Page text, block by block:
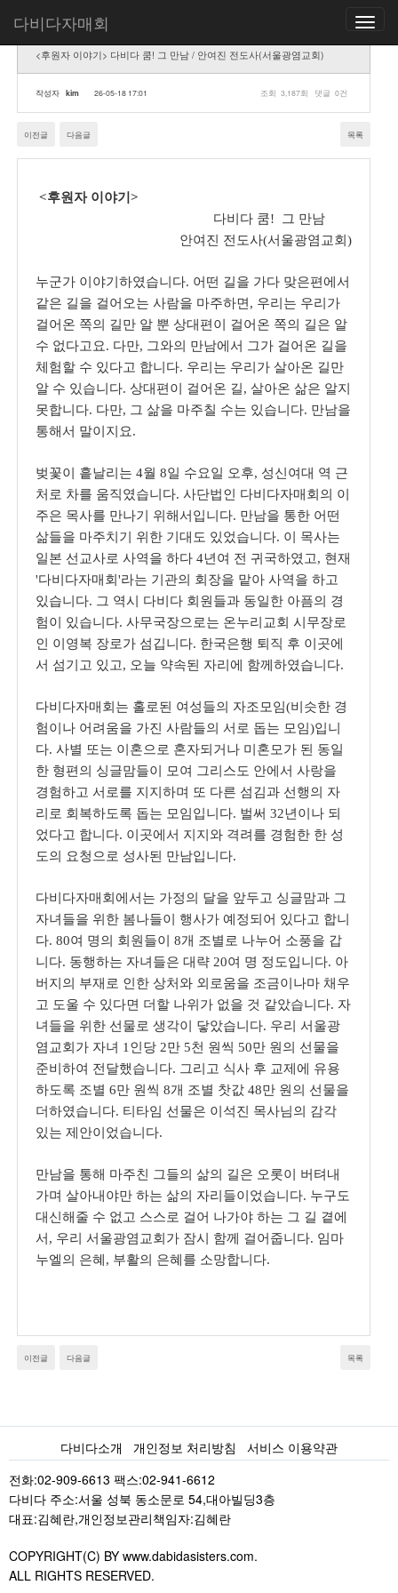
Toggle
다비다자매회
<후원자 이야기> 다비다 쿰! 그 만남 / 안여진 전도사(서울광염교회)
작성자 kim 26-05-18 17:01 조회 3,187회 댓글 0건
이전글 다음글 목록
<후원자 이야기 >
다비다 쿰! 그 만남
안여진 전도사(서울광염교회 )
누군가 이야기하였습니다. 어떤 길을 가다 맞은편에서
같은 길을 걸어오는 사람을 마주하면 , 우리는 우리가
걸어온 쪽의 길만 알 뿐 상대편이 걸어온 쪽의 길은 알
수 없다고요. 다만, 그와의 만남에서 그가 걸어온 길을
체험할 수 있다고 합니다. 우리는 우리가 살아온 길만
알 수 있습니다. 상대편이 걸어온 길, 살아온 삶은 알지
못합니다. 다만, 그 삶을 마주칠 수는 있습니다. 만남을
통해서 말이지요.
벚꽃이 흩날리는 4월 8일 수요일 오후, 성신여대 역 근
처로 차를 움직였습니다. 사단법인 다비다자매회의 이
주은 목사를 만나기 위해서입니다. 만남을 통한 어떤
삶들을 마주치기 위한 기대도 있었습니다. 이 목사는
일본 선교사로 사역을 하다 4년여 전 귀국하였고, 현재
'다비다자매회 '라는 기관의 회장을 맡아 사역을 하고
있습니다. 그 역시 다비다 회원들과 동일한 아픔의 경
험이 있습니다. 사무국장으로는 온누리교회 시무장로
인 이영복 장로가 섬깁니다. 한국은행 퇴직 후 이곳에
서 섬기고 있고, 오늘 약속된 자리에 함께하였습니다.
다비다자매회는 홀로된 여성들의 자조모임(비슷한 경
험이나 어려움을 가진 사람들의 서로 돕는 모임)입니
다. 사별 또는 이혼으로 혼자되거나 미혼모가 된 동일
한 형편의 싱글맘들이 모여 그리스도 안에서 사랑을
경험하고 서로를 지지하며 또 다른 섬김과 선행의 자
리로 회복하도록 돕는 모임입니다. 벌써 32년이나 되
었다고 합니다. 이곳에서 지지와 격려를 경험한 한 성
도의 요청으로 성사된 만남입니다.
다비다자매회에서는 가정의 달을 앞두고 싱글맘과 그
자녀들을 위한 봄나들이 행사가 예정되어 있다고 합니
다. 80여 명의 회원들이 8개 조별로 나누어 소풍을 갑
니다. 동행하는 자녀들은 대략 20여 명 정도입니다. 아
버지의 부재로 인한 상처와 외로움을 조금이나마 채우
고 도울 수 있다면 더할 나위가 없을 것 같았습니다. 자
녀들을 위한 선물로 생각이 닿았습니다. 우리 서울광
염교회가 자녀 1 인당 2만 5천 원씩 50만 원의 선물을
준비하여 전달했습니다. 그리고 식사 후 교제에 유용
하도록 조별 6만 원씩 8개 조별 찻값 48만 원의 선물을
더하였습니다. 티타임 선물은 이석진 목사님의 감각
있는 제안이었습니다.
만남을 통해 마주친 그들의 삶의 길은 오롯이 버텨내
가며 살아내야만 하는 삶의 자리들이었습니다. 누구도
대신해줄 수 없고 스스로 걸어 나가야 하는 그 길 곁에
서 , 우리 서울광염교회가 잠시 함께 걸어줍니다. 임마
누엘의 은혜 , 부활의 은혜를 소망합니다.
이전글 다음글 목록
다비다소개 개인정보 처리방침
서비스 이용약관
전화:02-909-6613 팩스:02-941-6612
다비다 주소:서울 성북 동소문로 54,대아빌딩3층
대표:김혜란,개인정보관리책임자:김혜란
COPYRIGHT(C) BY www.dabidasisters.com.
ALL RIGHTS RESERVED.